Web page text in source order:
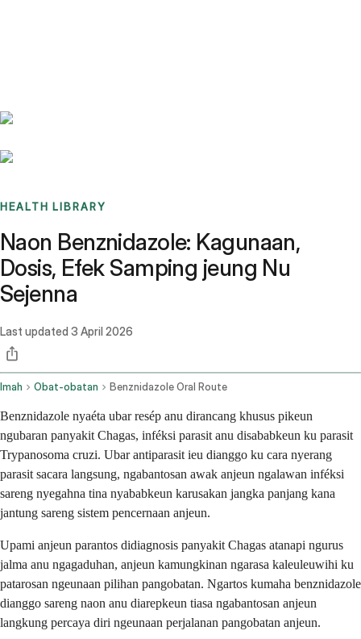
HEALTH LIBRARY
Naon Benznidazole: Kagunaan,
Dosis, Efek Samping jeung Nu
Sejenna
Last updated 3 April 2026
Imah Obat-obatan Benznidazole Oral Route
Benznidazole nyaéta ubar resép anu dirancang khusus pikeun
ngubaran panyakit Chagas, inféksi parasit anu disababkeun ku parasit
Trypanosoma cruzi. Ubar antiparasit ieu dianggo ku cara nyerang
parasit sacara langsung, ngabantosan awak anjeun ngalawan inféksi
sareng nyegahna tina nyababkeun karusakan jangka panjang kana
jantung sareng sistem pencernaan anjeun.
Upami anjeun parantos didiagnosis panyakit Chagas atanapi ngurus
jalma anu ngagaduhan, anjeun kamungkinan ngarasa kaleuleuwihi ku
patarosan ngeunaan pilihan pangobatan. Ngartos kumaha benznidazole
dianggo sareng naon anu diarepkeun tiasa ngabantosan anjeun
langkung percaya diri ngeunaan perjalanan pangobatan anjeun.